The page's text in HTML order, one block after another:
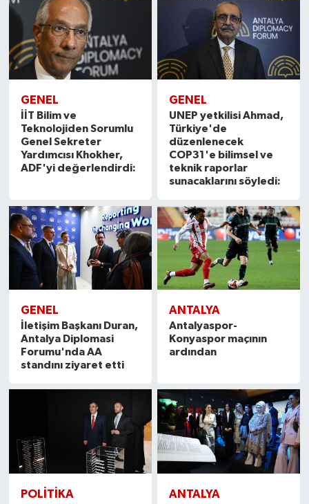
GENEL
İİT Bilim ve
Teknolojiden Sorumlu
Genel Sekreter
Yardımcısı Khokher,
ADF'yi değerlendirdi:
GENEL
UNEP yetkilisi Ahmad,
Türkiye'de
düzenlenecek
COP31'e bilimsel ve
teknik raporlar
sunacaklarını söyledi:
GENEL
İletişim Başkanı Duran,
Antalya Diplomasi
Forumu'nda AA
standını ziyaret etti
ANTALYA
Antalyaspor-
Konyaspor maçının
ardından
POLITIKA ANTALYA